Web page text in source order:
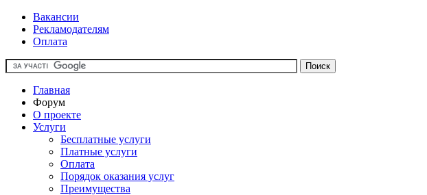
Вакансии
Рекламодателям
Оплата
Главная
Форум
О проекте
Услуги
Бесплатные услуги
Платные услуги
Оплата
Порядок оказания услуг
Преимущества